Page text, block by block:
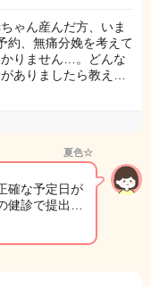
ゃん産んだ方、いま
約、無痛分娩を考えて
りません…。どんな
ありましたら教え…
夏色☆
確な予定日が
健診で提出…